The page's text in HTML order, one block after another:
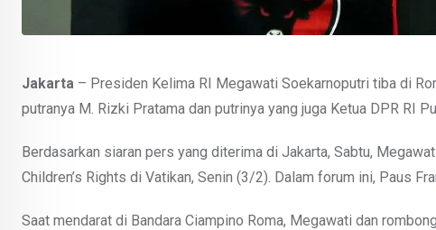
Jakarta – Presiden Kelima RI Megawati Soekarnoputri tiba di
putranya M. Rizki Pratama dan putrinya yang juga Ketua DPR RI
Berdasarkan siaran pers yang diterima di Jakarta, Sabtu,
Children’s Rights di Vatikan, Senin (3/2). Dalam forum ini, Paus
Saat mendarat di Bandara Ciampino Roma, Megawati dan